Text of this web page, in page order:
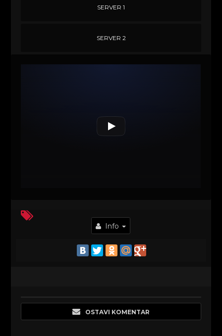
SERVER 1
SERVER 2
Info
OSTAVI KOMENTAR